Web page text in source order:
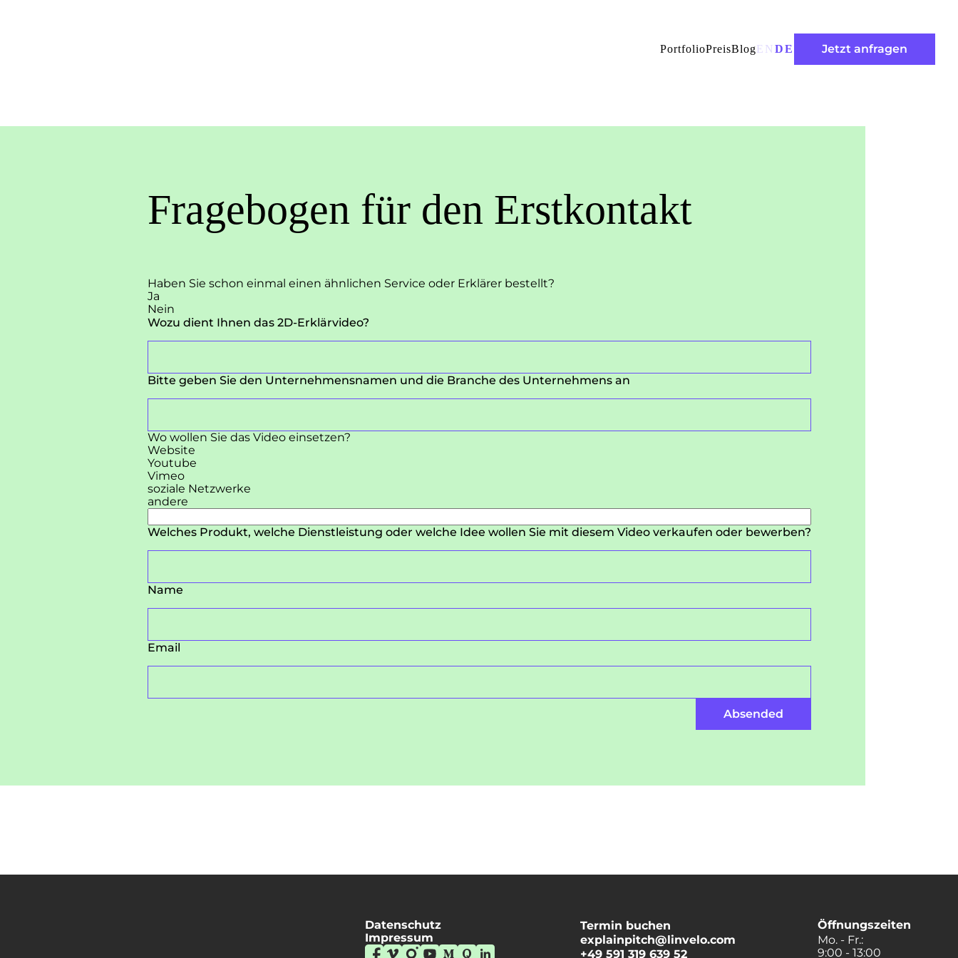
PortfolioPreisBlogEN DE Jetzt anfragen
Fragebogen für den Erstkontakt
Haben Sie schon einmal einen ähnlichen Service oder Erklärer bestellt?
Ja
Nein
Wozu dient Ihnen das 2D-Erklärvideo?
Bitte geben Sie den Unternehmensnamen und die Branche des Unternehmens an
Wo wollen Sie das Video einsetzen?
Website
Youtube
Vimeo
soziale Netzwerke
andere
Welches Produkt, welche Dienstleistung oder welche Idee wollen Sie mit diesem Video verkaufen oder bewerben?
Name
Email
Absended
Datenschutz
Impressum
Termin buchen
explainpitch@linvelo.com
+49 591 319 639 52
Öffnungszeiten
Mo. - Fr.:
9:00 - 13:00